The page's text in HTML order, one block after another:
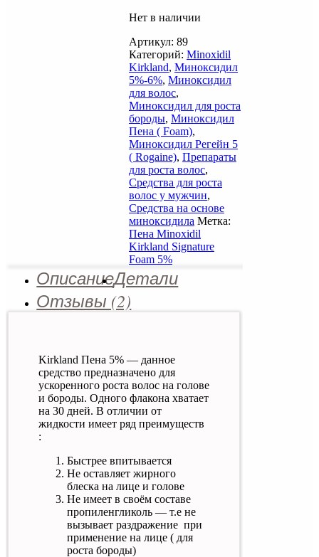
Нет в наличии
Артикул: 89
Категорий: Minoxidil
Kirkland, Миноксидил
5%-6%, Миноксидил
для волос,
Миноксидил для роста
бороды, Миноксидил
Пена ( Foam),
Миноксидил Регейн 5
( Rogaine), Препараты
для роста волос,
Средства для роста
волос у мужчин,
Средства на основе
миноксидила Метка:
Пена Minoxidil
Kirkland Signature
Foam 5%
ОписаниеДетали
Отзывы (2)
Kirkland Пена 5% — данное
средство предназначено для
ускоренного роста волос на голове
и бороды. Одного флакона хватает
на 30 дней. В отличии от
жидкости имеет ряд преимуществ
:
Быстрее впитывается
Не оставляет жирного
блеска на лице и голове
Не имеет в своём составе
пропиленгликоль — т.е не
вызывает раздражение при
применение на лице ( для
роста бороды)